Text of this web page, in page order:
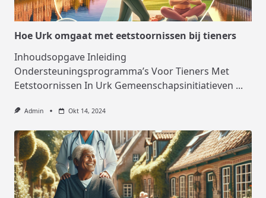
Hoe Urk omgaat met eetstoornissen bij tieners
Inhoudsopgave Inleiding
Ondersteuningsprogramma’s Voor Tieners Met
Eetstoornissen In Urk Gemeenschapsinitiatieven ...
Admin Okt 14, 2024